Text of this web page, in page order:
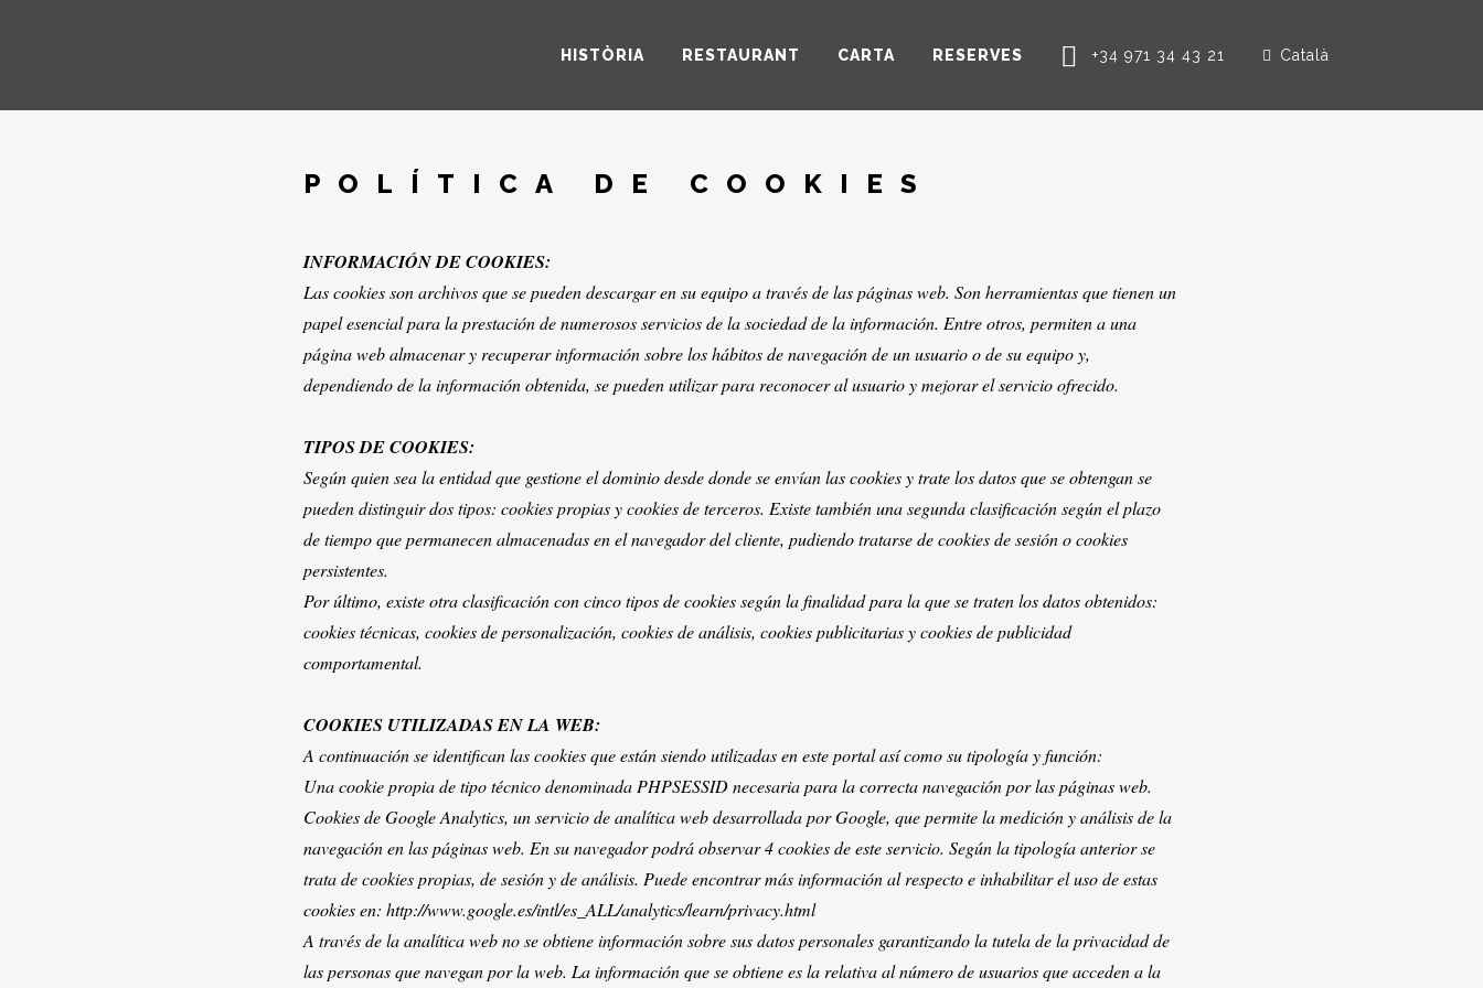
HISTÒRIA RESTAURANT CARTA RESERVES +34 971 34 43 21 Català
POLÍTICA DE COOKIES
INFORMACIÓN DE COOKIES:
Las cookies son archivos que se pueden descargar en su equipo a través de las páginas web. Son herramientas que tienen un
papel esencial para la prestación de numerosos servicios de la sociedad de la información. Entre otros, permiten a una
página web almacenar y recuperar información sobre los hábitos de navegación de un usuario o de su equipo y,
dependiendo de la información obtenida, se pueden utilizar para reconocer al usuario y mejorar el servicio ofrecido.
TIPOS DE COOKIES:
Según quien sea la entidad que gestione el dominio desde donde se envían las cookies y trate los datos que se obtengan se
pueden distinguir dos tipos: cookies propias y cookies de terceros. Existe también una segunda clasificación según el plazo
de tiempo que permanecen almacenadas en el navegador del cliente, pudiendo tratarse de cookies de sesión o cookies
persistentes.
Por último, existe otra clasificación con cinco tipos de cookies según la finalidad para la que se traten los datos obtenidos:
cookies técnicas, cookies de personalización, cookies de análisis, cookies publicitarias y cookies de publicidad
comportamental.
COOKIES UTILIZADAS EN LA WEB:
A continuación se identifican las cookies que están siendo utilizadas en este portal así como su tipología y función:
Una cookie propia de tipo técnico denominada PHPSESSID necesaria para la correcta navegación por las páginas web.
Cookies de Google Analytics, un servicio de analítica web desarrollada por Google, que permite la medición y análisis de la
navegación en las páginas web. En su navegador podrá observar 4 cookies de este servicio. Según la tipología anterior se
trata de cookies propias, de sesión y de análisis. Puede encontrar más información al respecto e inhabilitar el uso de estas
cookies en: http://www.google.es/intl/es_ALL/analytics/learn/privacy.html
A través de la analítica web no se obtiene información sobre sus datos personales garantizando la tutela de la privacidad de
las personas que navegan por la web. La información que se obtiene es la relativa al número de usuarios que acceden a la